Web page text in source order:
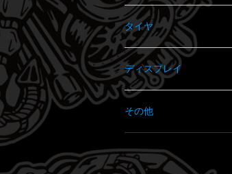
タイヤ
ディスプレイ
その他